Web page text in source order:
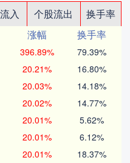
入 个股流出
换手率
涨幅
换手率
396.89% 79.39%
20.21% 16.80%
20.03% 14.18%
20.02% 14.77%
20.01% 5.62%
20.01% 6.12%
20.01% 18.37%